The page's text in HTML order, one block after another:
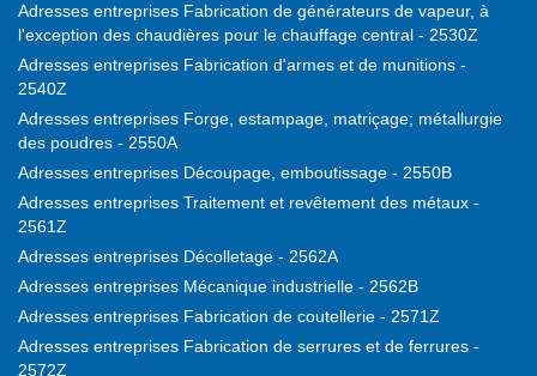
Adresses entreprises Fabrication de générateurs de vapeur, à
l'exception des chaudières pour le chauffage central - 2530Z
Adresses entreprises Fabrication d'armes et de munitions -
2540Z
Adresses entreprises Forge, estampage, matriçage; métallurgie
des poudres - 2550A
Adresses entreprises Découpage, emboutissage - 2550B
Adresses entreprises Traitement et revêtement des métaux -
2561Z
Adresses entreprises Décolletage - 2562A
Adresses entreprises Mécanique industrielle - 2562B
Adresses entreprises Fabrication de coutellerie - 2571Z
Adresses entreprises Fabrication de serrures et de ferrures -
2572Z